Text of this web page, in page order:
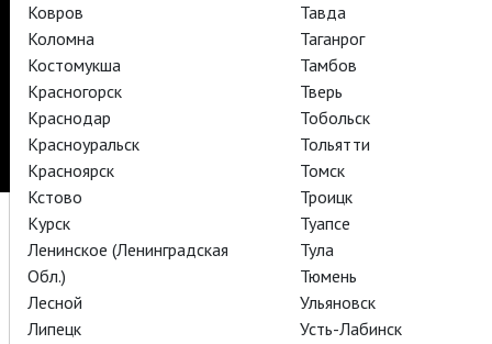
Поддержать
Стать волонтёром
Как организовать показ в вашем городе
Контакты
18+
Ковров
Коломна
Костомукша
Красногорск
Краснодар
Красноуральск
Красноярск
Кстово
Курск
Ленинское (Ленинградская
Обл.)
Лесной
Липецк
Тавда
Таганрог
Тамбов
Тверь
Тобольск
Тольятти
Томск
Троицк
Туапсе
Тула
Тюмень
Ульяновск
Усть-Лабинск